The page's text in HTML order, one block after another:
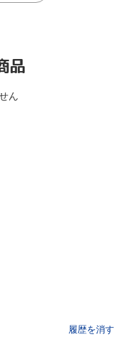
品
ん
履歴を消す